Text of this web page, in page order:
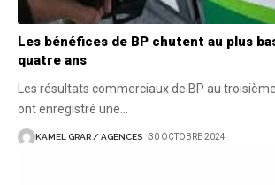
Les bénéfices de BP chutent au plus
quatre ans
Les résultats commerciaux de BP au
ont enregistré une
KAMEL GRAR / AGENCES 30 OCTOBRE 2024